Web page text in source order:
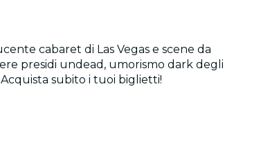
cabaret di Las Vegas e scene da
presidi undead, umorismo dark degli
subito i tuoi biglietti!